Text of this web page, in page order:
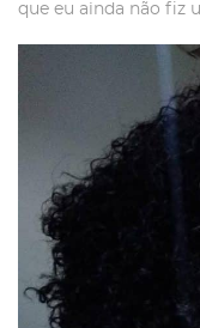
que eu ainda não fiz